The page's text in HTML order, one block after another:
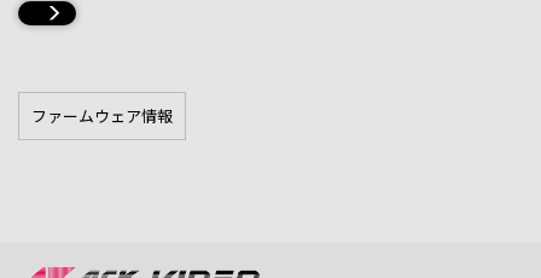
ファームウェア情報